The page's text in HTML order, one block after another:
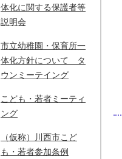
体化に関する保護者等
説明会
市立幼稚園・保育所一
体化方針について タ
ウンミーテイング
こども・若者ミーティ
ング
（仮称）川西市こど
も・若者参加条例